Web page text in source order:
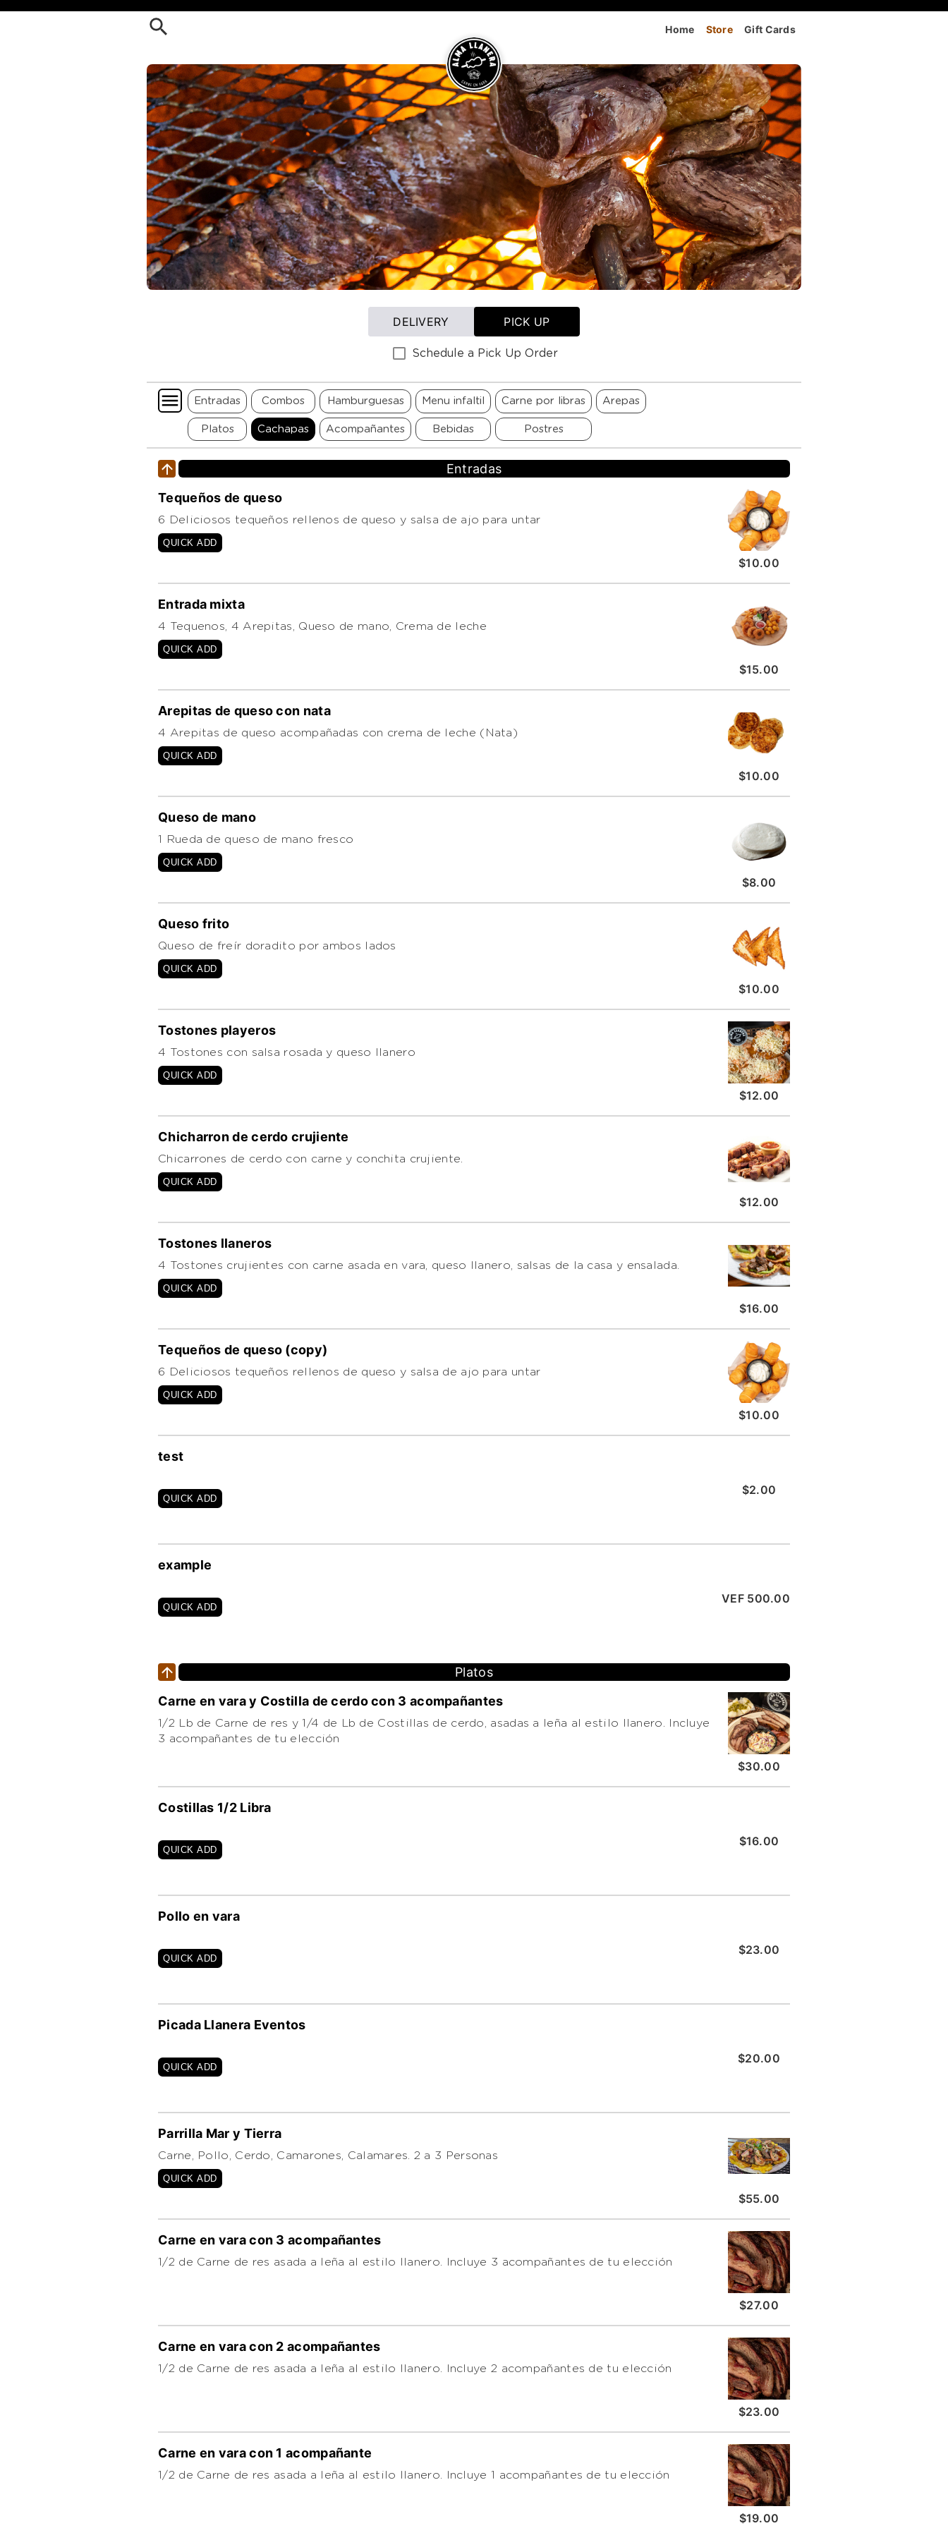
Order Alma llanera Carne en Vara Online — Menu | Miami, FL
Home Store Gift Cards
DELIVERY PICK UP
Schedule a Pick Up Order
Entradas
Platos
Combos
Cachapas
Hamburguesas
Acompañantes
Menu infaltil
Bebidas
Carne por libras
Postres
Arepas
Entradas
$10.00
Tequeños de queso
6 Deliciosos tequeños rellenos de queso y salsa de ajo para untar
QUICK ADD
$15.00
Entrada mixta
4 Tequenos, 4 Arepitas, Queso de mano, Crema de leche
QUICK ADD
$10.00
Arepitas de queso con nata
4 Arepitas de queso acompañadas con crema de leche (Nata)
QUICK ADD
$8.00
Queso de mano
1 Rueda de queso de mano fresco
QUICK ADD
$10.00
Queso frito
Queso de freír doradito por ambos lados
QUICK ADD
$12.00
Tostones playeros
4 Tostones con salsa rosada y queso llanero
QUICK ADD
$12.00
Chicharron de cerdo crujiente
Chicarrones de cerdo con carne y conchita crujiente.
QUICK ADD
$16.00
Tostones llaneros
4 Tostones crujientes con carne asada en vara, queso llanero, salsas de la casa y ensalada.
QUICK ADD
$10.00
Tequeños de queso (copy)
6 Deliciosos tequeños rellenos de queso y salsa de ajo para untar
QUICK ADD
$2.00
test
QUICK ADD
VEF 500.00
example
QUICK ADD
Platos
$30.00
Carne en vara y Costilla de cerdo con 3 acompañantes
1/2 Lb de Carne de res y 1/4 de Lb de Costillas de cerdo, asadas a leña al estilo llanero. Incluye
3 acompañantes de tu elección
$16.00
Costillas 1/2 Libra
QUICK ADD
$23.00
Pollo en vara
QUICK ADD
$20.00
Picada Llanera Eventos
QUICK ADD
$55.00
Parrilla Mar y Tierra
Carne, Pollo, Cerdo, Camarones, Calamares. 2 a 3 Personas
QUICK ADD
$27.00
Carne en vara con 3 acompañantes
1/2 de Carne de res asada a leña al estilo llanero. Incluye 3 acompañantes de tu elección
$23.00
Carne en vara con 2 acompañantes
1/2 de Carne de res asada a leña al estilo llanero. Incluye 2 acompañantes de tu elección
$19.00
Carne en vara con 1 acompañante
1/2 de Carne de res asada a leña al estilo llanero. Incluye 1 acompañantes de tu elección